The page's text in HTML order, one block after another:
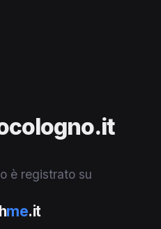
è registrato su
me.it